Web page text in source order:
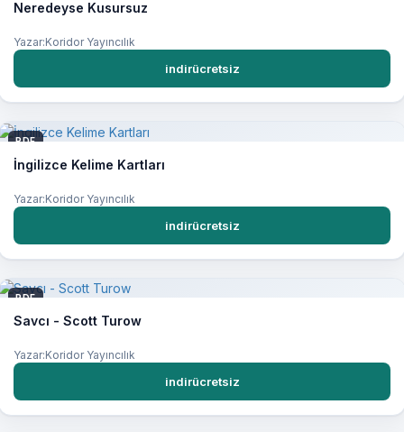
Neredeyse Kusursuz
Yazar:Koridor Yayıncılık
indirücretsiz
PDF
İngilizce Kelime Kartları
Yazar:Koridor Yayıncılık
indirücretsiz
PDF
Savcı - Scott Turow
Yazar:Koridor Yayıncılık
indirücretsiz